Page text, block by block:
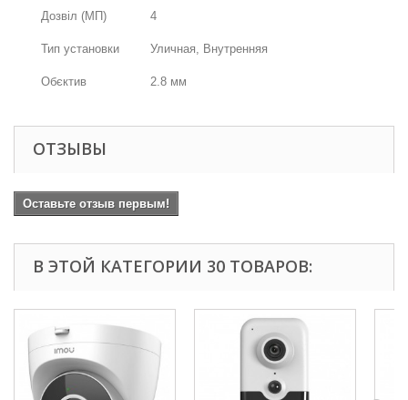
Дозвіл (МП) 4
Тип установки Уличная, Внутренняя
Обєктив 2.8 мм
ОТЗЫВЫ
Оставьте отзыв первым!
В ЭТОЙ КАТЕГОРИИ 30 ТОВАРОВ: